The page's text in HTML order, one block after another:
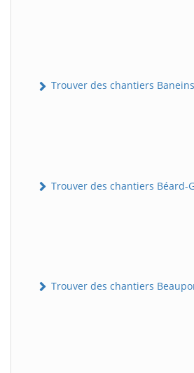
Trouver des chantiers Baneins
Trouver des chantiers Béard-
Trouver des chantiers